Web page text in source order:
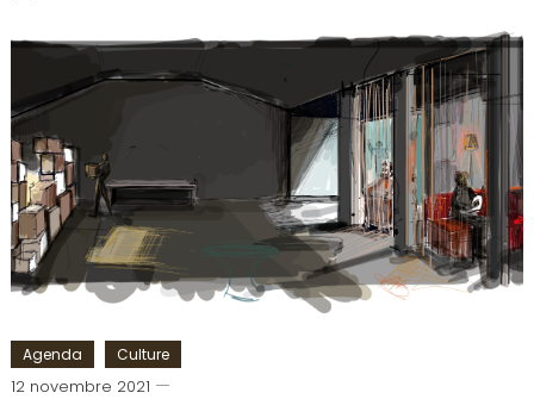
Comédie
Michel
L'Effet
Papillon,
Mentaliste
,
Théâtre
Agenda Culture
12 novembre 2021
Cédric